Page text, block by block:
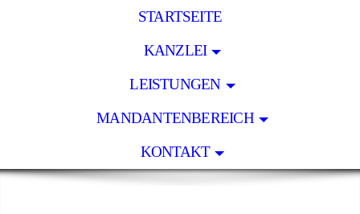
STARTSEITE
KANZLEI
LEISTUNGEN
MANDANTENBEREICH
KONTAKT